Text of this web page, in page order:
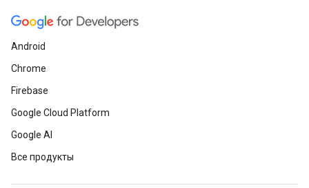
Android
Chrome
Firebase
Google Cloud Platform
Google AI
Все продукты